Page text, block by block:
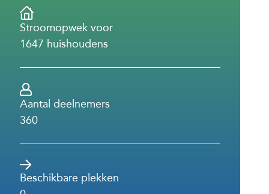
Stroomopwek voor
1647 huishoudens
Aantal deelnemers
360
Beschikbare plekken